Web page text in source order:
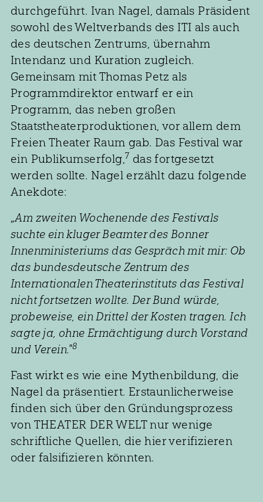
durchgeführt. Ivan Nagel, damals Präsident
sowohl des Weltverbands des ITI als auch
des deutschen Zentrums, übernahm
Intendanz und Kuration zugleich.
Gemeinsam mit Thomas Petz als
Programmdirektor entwarf er ein
Programm, das neben großen
Staatstheaterproduktionen, vor allem dem
Freien Theater Raum gab. Das Festival war
ein Publikumserfolg,7 das fortgesetzt
werden sollte. Nagel erzählt dazu folgende
Anekdote:
„Am zweiten Wochenende des Festivals
suchte ein kluger Beamter des Bonner
Innenministeriums das Gespräch mit mir: Ob
das bundesdeutsche Zentrum des
Internationalen Theaterinstituts das Festival
nicht fortsetzen wollte. Der Bund würde,
probeweise, ein Drittel der Kosten tragen. Ich
sagte ja, ohne Ermächtigung durch Vorstand
und Verein."8
Fast wirkt es wie eine Mythenbildung, die
Nagel da präsentiert. Erstaunlicherweise
finden sich über den Gründungsprozess
von THEATER DER WELT nur wenige
schriftliche Quellen, die hier verifizieren
oder falsifizieren könnten.